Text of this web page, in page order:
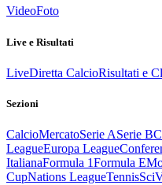
VideoFoto
Live e Risultati
LiveDiretta CalcioRisultati e
Sezioni
CalcioMercatoSerie ASerie B
LeagueEuropa League
ItalianaFormula 1Formula E
CupNations LeagueTennisSci